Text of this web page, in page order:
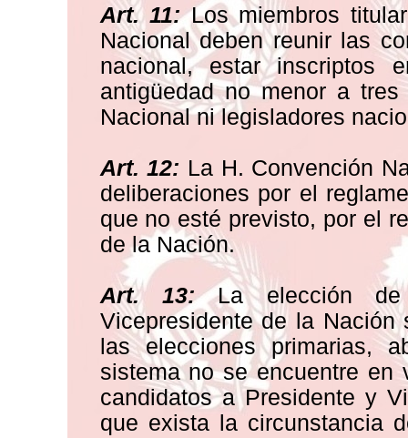
Art. 11:Los miembros
Nacional deben reunir las
nacional, estar inscriptos
antigüedad no menor a
Nacional ni legisladores
Art. 12: La H. Convención
deliberaciones por el
que no esté previsto, por el
de la Nación.
Art. 13:La elección de
Vicepresidente de la
las elecciones primarias,
sistema no se encuentre en
candidatos a Presidente y
que exista la circunstancia